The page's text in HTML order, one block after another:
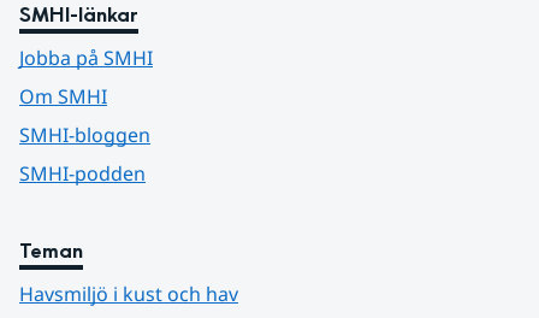
SMHI-länkar
Jobba på SMHI
Om SMHI
SMHI-bloggen
SMHI-podden
Teman
Havsmiljö i kust och hav